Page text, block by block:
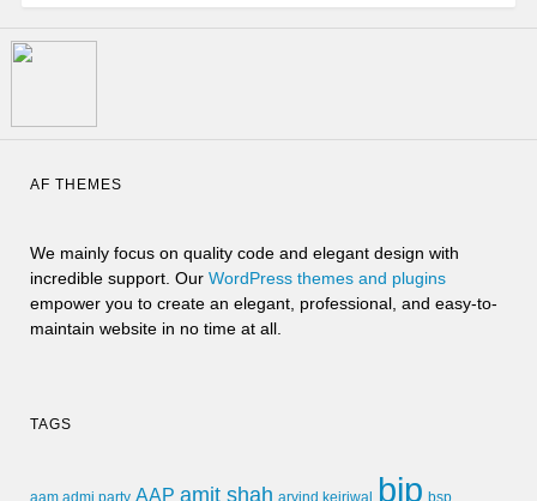
AF THEMES
We mainly focus on quality code and elegant design with
incredible support. Our WordPress themes and plugins
empower you to create an elegant, professional, and easy-to-
maintain website in no time at all.
TAGS
aam admi party AAP amit shah arvind kejriwal bjp bsp